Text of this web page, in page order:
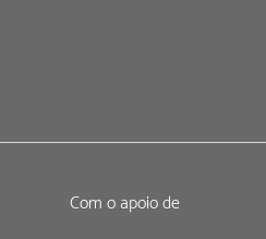
Com o apoio de